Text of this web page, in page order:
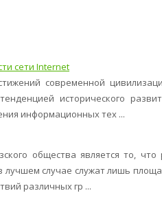
сети Internet
современной
исторического
информационных тех ...
общества является то,
лучшем случае служат лишь
различных гр ...